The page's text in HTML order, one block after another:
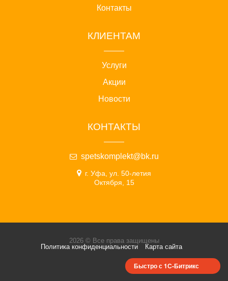
Контакты
КЛИЕНТАМ
Услуги
Акции
Новости
КОНТАКТЫ
spetskomplekt@bk.ru
г. Уфа, ул. 50-летия
Октября, 15
2026 © Все права защищены
Политика конфиденциальности
Карта сайта
Быстро с 1С-Битрикс